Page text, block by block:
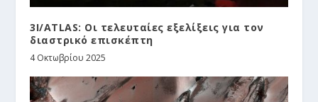
3I/ATLAS: Οι τελευταίες εξελίξεις για τον
διαστρικό επισκέπτη
4 Οκτωβρίου 2025